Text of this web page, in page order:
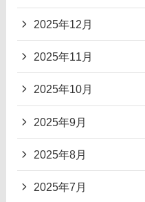
2025年12月
2025年11月
2025年10月
2025年9月
2025年8月
2025年7月